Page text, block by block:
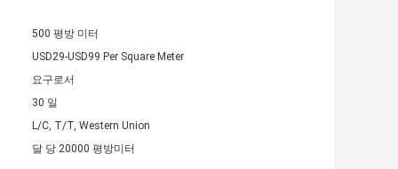
500 평방 미터
USD29-USD99 Per Square Meter
요구로서
30 일
L/C, T/T, Western Union
달 당 20000 평방미터